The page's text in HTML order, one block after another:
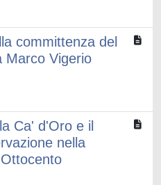
committenza del
Marco Vigerio
Ca' d'Oro e il
nella